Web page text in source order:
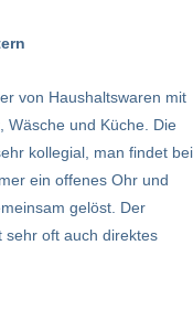
von Haushaltswaren mit
Wäsche und Küche. Die
kollegial, man findet bei
ein offenes Ohr und
gelöst. Der
sehr oft auch direktes